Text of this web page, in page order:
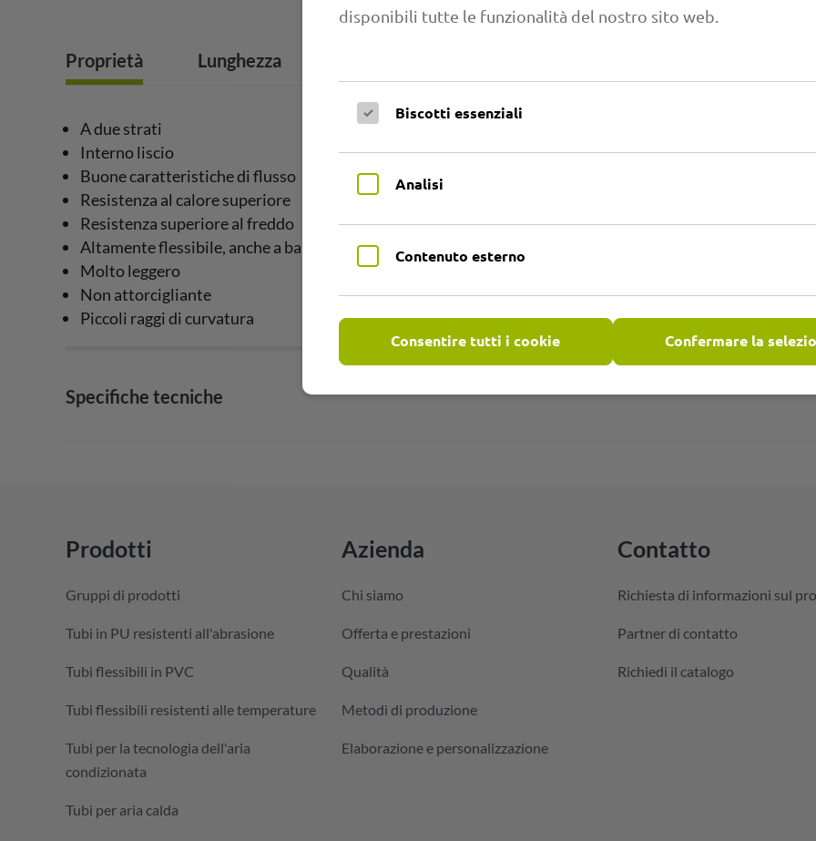
Proprietà Lunghezza
A due strati
Interno liscio
Buone caratteristiche di flusso
Resistenza al calore superiore
Resistenza superiore al freddo
Altamente flessibile, anche a basse temperature
Molto leggero
Non attorcigliante
Piccoli raggi di curvatura
Specifiche tecniche
Prodotti
Gruppi di prodotti
Tubi in PU resistenti all'abrasione
Tubi flessibili in PVC
Tubi flessibili resistenti alle temperature
Tubi per la tecnologia dell'aria
condizionata
Tubi per aria calda
Azienda
Chi siamo
Offerta e prestazioni
Qualità
Metodi di produzione
Elaborazione e personalizzazione
Contatto
Richiesta di informazioni sul
Partner di contatto
Richiedi il catalogo
disponibili tutte le funzionalità del nostro sito web.
Biscotti essenziali
Analisi
Contenuto esterno
Consentire tutti i cookie Confermare la